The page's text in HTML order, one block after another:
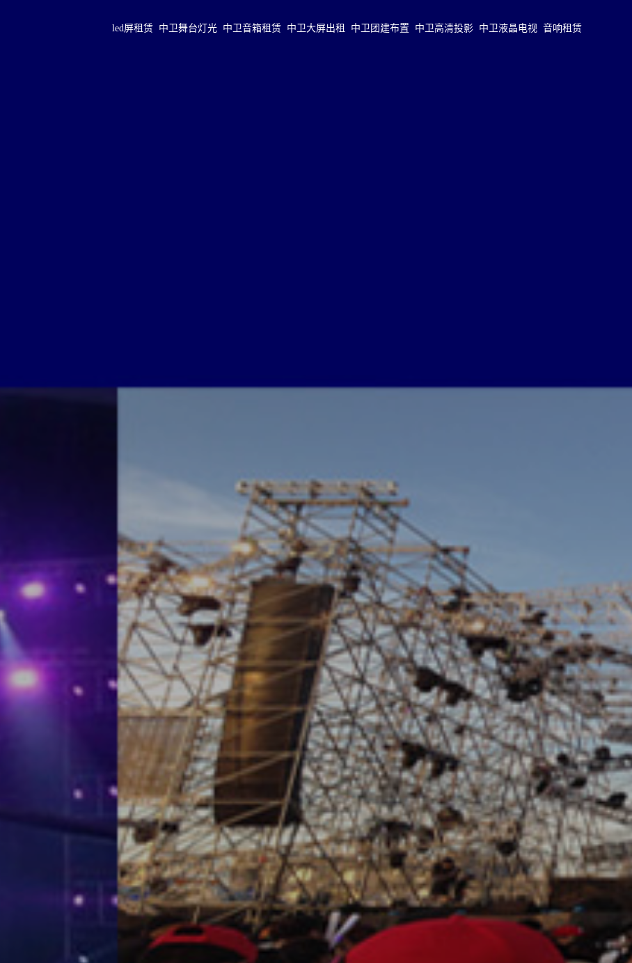
led屏租赁 中卫舞台灯光 中卫音箱租赁 中卫大屏出租 中卫团建布置 中卫高清投影 中卫液晶电视 音响租赁